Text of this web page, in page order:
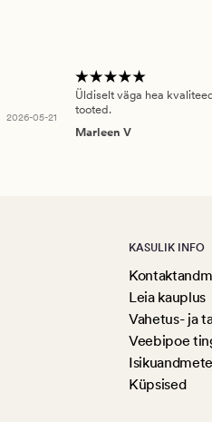
2026-05-21
Üldiselt väga hea
tooted.
Marleen V
KASULIK INFO
Leia kauplus
Vahetus- ja
Veebipoe
Küpsised